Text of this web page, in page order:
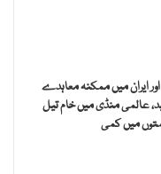
اور ایران میں ممکنہ معاہدے
عالمی منڈی میں خام تیل
میں کمی